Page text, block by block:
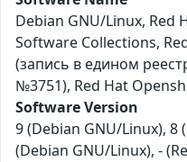
Debian GNU/Linux, Red
Software Collections,
(запись в едином
№3751), Red Hat
Software Version
9 (Debian GNU/Linux), 8
(Debian GNU/Linux), -